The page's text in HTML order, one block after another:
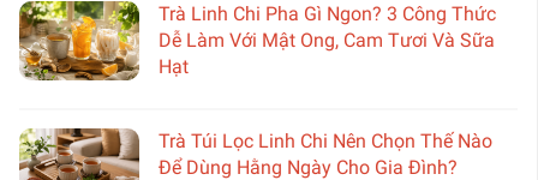
Trà Linh Chi Pha Gì Ngon? 3 Công Thức
Dễ Làm Với Mật Ong, Cam Tươi Và Sữa
Hạt
Trà Túi Lọc Linh Chi Nên Chọn Thế Nào
Để Dùng Hằng Ngày Cho Gia Đình?